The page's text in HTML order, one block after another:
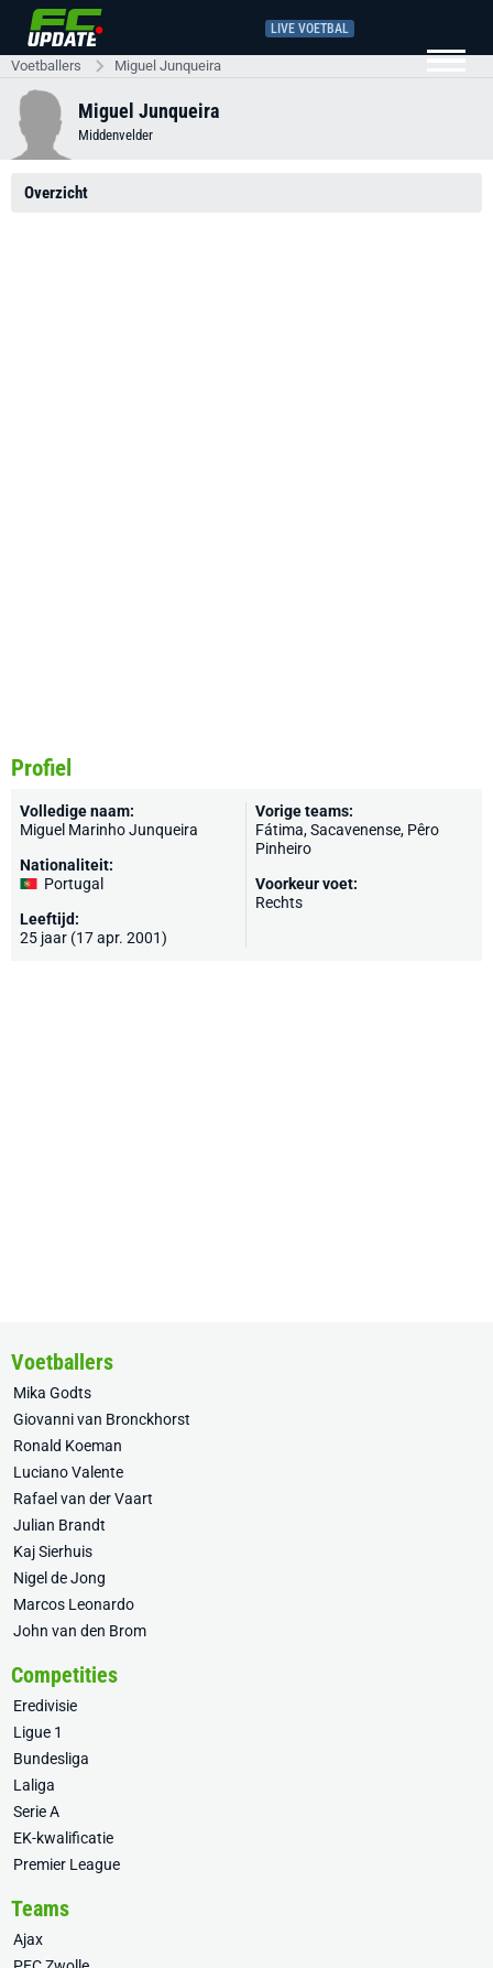
LIVE VOETBAL
Voetballers Miguel Junqueira
Miguel Junqueira
Middenvelder
Overzicht
Profiel
Volledige naam:
Miguel Marinho Junqueira
Nationaliteit:
Portugal
Leeftijd:
25 jaar (17 apr. 2001)
Vorige teams:
Fátima, Sacavenense, Pêro
Pinheiro
Voorkeur voet:
Rechts
Voetballers
Mika Godts
Giovanni van Bronckhorst
Ronald Koeman
Luciano Valente
Rafael van der Vaart
Julian Brandt
Kaj Sierhuis
Nigel de Jong
Marcos Leonardo
John van den Brom
Competities
Eredivisie
Ligue 1
Bundesliga
Laliga
Serie A
EK-kwalificatie
Premier League
Teams
Ajax